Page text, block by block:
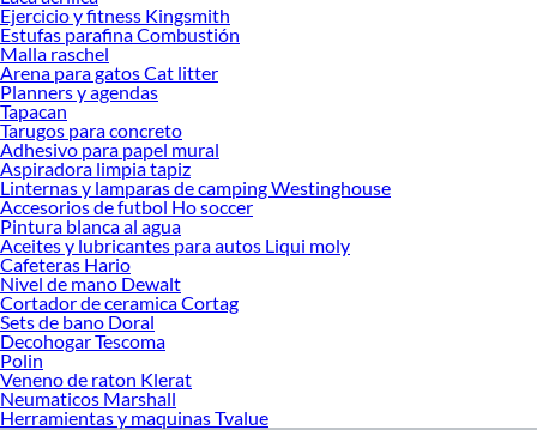
Ejercicio y fitness Kingsmith
Estufas parafina Combustión
Malla raschel
Arena para gatos Cat litter
Planners y agendas
Tapacan
Tarugos para concreto
Adhesivo para papel mural
Aspiradora limpia tapiz
Linternas y lamparas de camping Westinghouse
Accesorios de futbol Ho soccer
Pintura blanca al agua
Aceites y lubricantes para autos Liqui moly
Cafeteras Hario
Nivel de mano Dewalt
Cortador de ceramica Cortag
Sets de bano Doral
Decohogar Tescoma
Polin
Veneno de raton Klerat
Neumaticos Marshall
Herramientas y maquinas Tvalue